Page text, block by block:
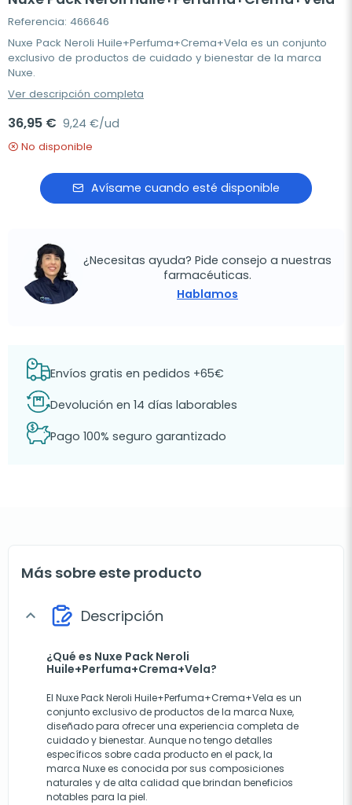
Referencia: 466646
Nuxe Pack Neroli Huile+Perfuma+Crema+Vela es un conjunto
exclusivo de productos de cuidado y bienestar de la marca
Nuxe.
Ver descripción completa
36,95 € 9,24 €/ud
No disponible
Avísame cuando esté disponible
¿Necesitas ayuda? Pide consejo a nuestras
farmacéuticas.
Hablamos
Envíos gratis en pedidos +65€
Devolución en 14 días laborables
Pago 100% seguro garantizado
Más sobre este producto
expand_more Descripción
¿Qué es Nuxe Pack Neroli
Huile+Perfuma+Crema+Vela?
El Nuxe Pack Neroli Huile+Perfuma+Crema+Vela es un
conjunto exclusivo de productos de la marca Nuxe,
diseñado para ofrecer una experiencia completa de
cuidado y bienestar. Aunque no tengo detalles
específicos sobre cada producto en el pack, la
marca Nuxe es conocida por sus composiciones
naturales y de alta calidad que brindan beneficios
notables para la piel.